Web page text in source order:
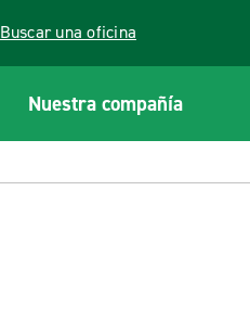
Buscar una oficina
Nuestra compañía